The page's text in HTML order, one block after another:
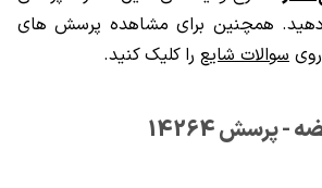
دهید. همچنین برای مشاهده پرسش های
سوالات شایع را کلیک کنید.
- پرسش 14264